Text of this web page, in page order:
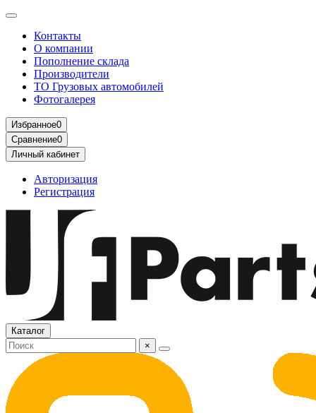
Контакты
О компании
Пополнение склада
Производители
ТО Грузовых автомобилей
Фотогалерея
Избранное0
Сравнение0
Личный кабинет
Авторизация
Регистрация
Каталог
×